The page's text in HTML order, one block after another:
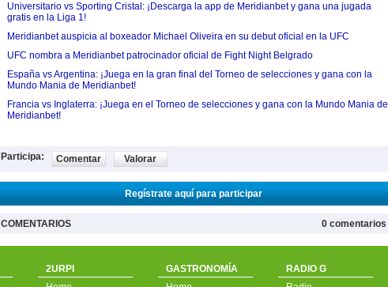
Universitario vs Sporting Cristal: ¡Descarga la app de Meridianbet y gana una jugada
gratis en la Liga 1!
Meridianbet auspicia al boxeador Michael Oliveira en su debut oficial en la UFC
UFC nombra a Meridianbet patrocinador oficial de Fight Night Belgrado
España vs Argentina: ¡Juega en la gran final del Torneo de selecciones y gana con la
Mundo Mania de Meridianbet!
Francia vs Inglaterra: ¡Juega en el Torneo de selecciones y gana con la Mundo Mania de
Meridianbet!
Participa: Comentar Valorar
Regístrate aquí para participar
COMENTARIOS 0 comentarios
2URPI
GASTRONOMÍA
RADIO G